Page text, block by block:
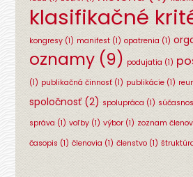
klasifikačné
kongresy (1) manifest (1) opatrenia (1)
oznamy (9) podujatia (1)
(1) publikačná činnosť (1) publikácie (1)
spoločnosť (2) spolupráca (1)
správa (1) voľby (1) výbor (1) zoznam členov
časopis (1) členovia (1) členstvo (1)